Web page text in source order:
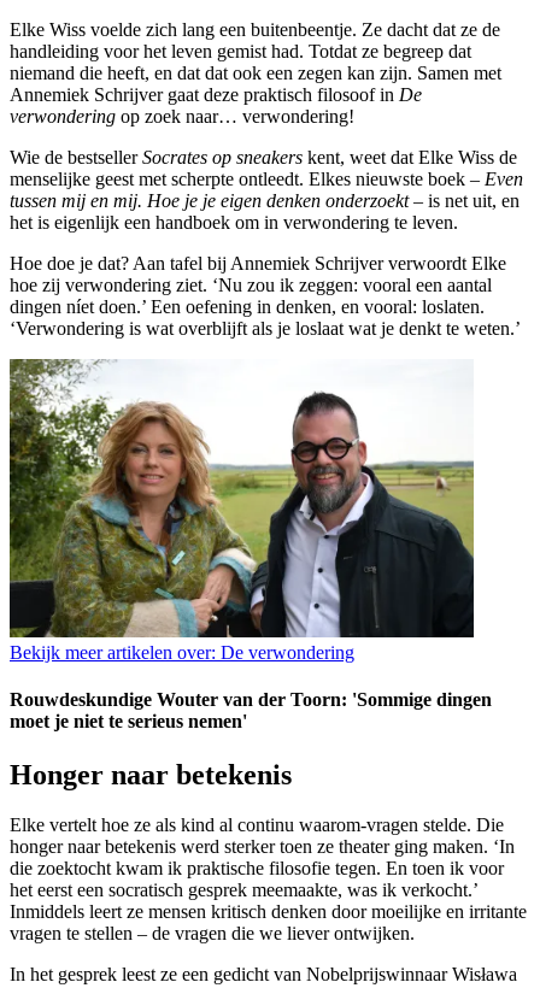
Elke Wiss voelde zich lang een buitenbeentje. Ze dacht dat ze de
handleiding voor het leven gemist had. Totdat ze begreep dat
niemand die heeft, en dat dat ook een zegen kan zijn. Samen met
Annemiek Schrijver gaat deze praktisch filosoof in De
verwondering op zoek naar… verwondering!
Wie de bestsellerSocrates op sneakers kent, weet dat Elke Wiss de
menselijke geest met scherpte ontleedt. Elkes nieuwste boek – Even
tussen mij en mij. Hoe je je eigen denken onderzoekt– is net uit, en
het is eigenlijk een handboek om in verwondering te leven.
Hoe doe je dat? Aan tafel bij Annemiek Schrijver verwoordt Elke
hoe zij verwondering ziet. ‘Nu zou ik zeggen: vooral een aantal
dingen níet doen.’ Een oefening in denken, en vooral: loslaten.
‘Verwondering is wat overblijft als je loslaat wat je denkt te weten.’
Bekijk meer artikelen over: De verwondering
Rouwdeskundige Wouter van der Toorn: 'Sommige dingen
moet je niet te serieus nemen'
Honger naar betekenis
Elke vertelt hoe ze als kind al continu waarom-vragen stelde. Die
honger naar betekenis werd sterker toen ze theater ging maken. ‘In
die zoektocht kwam ik praktische filosofie tegen. En toen ik voor
het eerst een socratisch gesprek meemaakte, was ik verkocht.’
Inmiddels leert ze mensen kritisch denken door moeilijke en irritante
vragen te stellen – de vragen die we liever ontwijken.
In het gesprek leest ze een gedicht van Nobelprijswinnaar Wisława